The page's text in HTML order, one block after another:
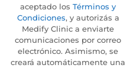
aceptado los Términos y
Condiciones, y autorizás a
Medify Clinic a enviarte
comunicaciones por correo
electrónico. Asimismo, se
creará automáticamente una